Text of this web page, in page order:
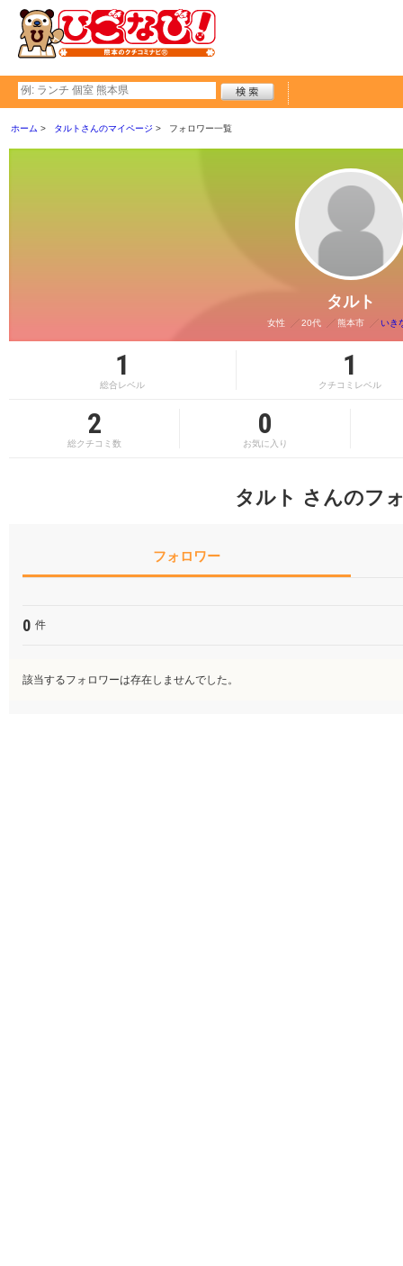
ホーム タルトさんのマイページ フォロワー一覧
タルト
女性 20代 熊本市 いき
1
総合レベル
1
クチコミレベル
2
総クチコミ数
0
お気に入り
タルト さんのフ
フォロワー
0 件
該当するフォロワーは存在しませんでした。